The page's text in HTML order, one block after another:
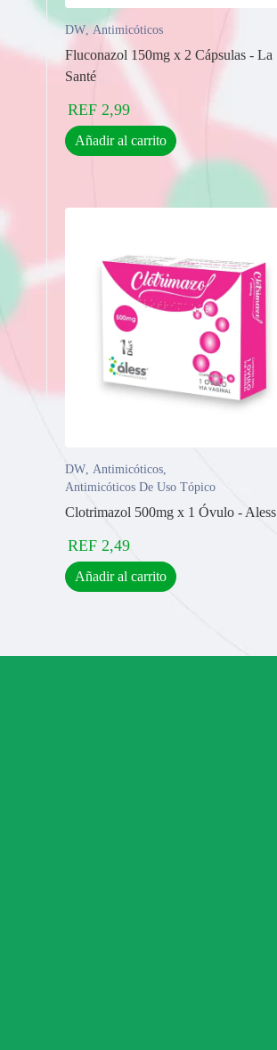
DW,Antimicóticos
Fluconazol 150mg x 2 Cápsulas - La
Santé
REF 2,99
Añadir al carrito
DW, Antimicóticos,
Antimicóticos De Uso Tópico
Clotrimazol 500mg x 1 Óvulo - Aless
REF 2,49
Añadir al carrito